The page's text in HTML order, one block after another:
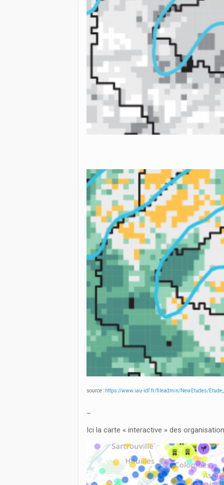
source : https://www.iau-idf.fr/fileadmin/NewEtudes/
Ici la carte « interactive » des